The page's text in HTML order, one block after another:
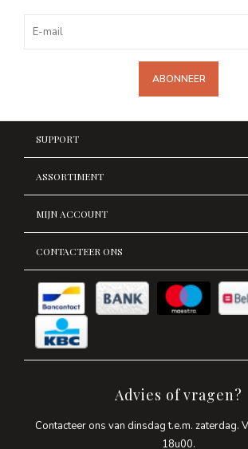
ABONNEER
SUPPORT
ASSORTIMENT
MIJN ACCOUNT
CONTACTEER ONS
Advies of vragen?
Contacteer ons van dinsdag t.e.m. zaterdag.
18u00.